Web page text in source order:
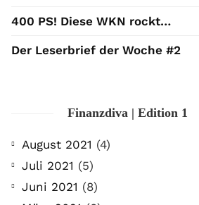
400 PS! Diese WKN rockt…
Der Leserbrief der Woche #2
Finanzdiva | Edition 1
August 2021 (4)
Juli 2021 (5)
Juni 2021 (8)